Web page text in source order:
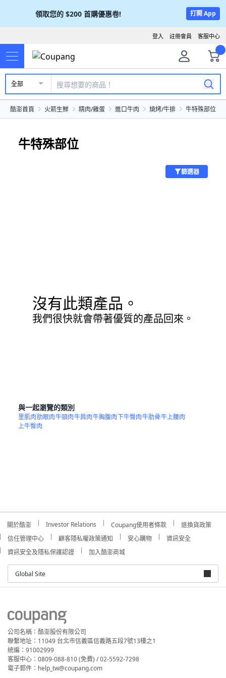
領取您的 $200 首購優惠卷! 打開 App
客服中心
註冊會員
登入
全部
酷澎首頁 火箭生鮮 精肉/雞蛋 進口牛肉 燒烤/牛排 牛特殊部位
牛特殊部位
篩選器
沒有此類產品。
我們很快就會帶著優質的產品回來。
與一起瀏覽的類別
里肌肉肋眼肉牛頸肉牛肩肉牛胸腹肉下牛臀肉牛肋骨牛上腰肉
上牛臀肉
關於酷澎 Investor Relations Coupang使用者條款
退換貨政策
信任管理中心
顧客隱私權政策通知 安心購物
資訊安全
資訊安全及隱私保護認證
加入酷澎商城
Global Site
公司名稱：酷澎股份有限公司
聯繫地址：11049 台北市信義區信義路五段7號13樓之1
統編：91002999
客服中心：0809-088-810 (免費) / 02-5592-7298
電子郵件：help_tw@coupang.com